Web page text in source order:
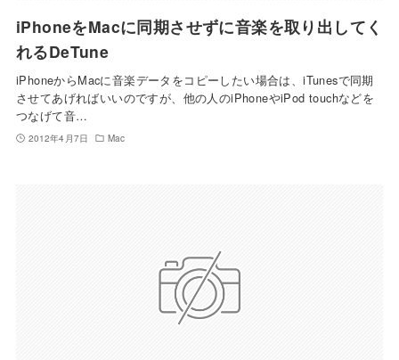
iPhoneをMacに同期させずに音楽を取り出してく
れるDeTune
iPhoneからMacに音楽データをコピーしたい場合は、iTunesで同期
させてあげればいいのですが、他の人のiPhoneやiPod touchなどを
つなげて音…
2012年4月7日 Mac